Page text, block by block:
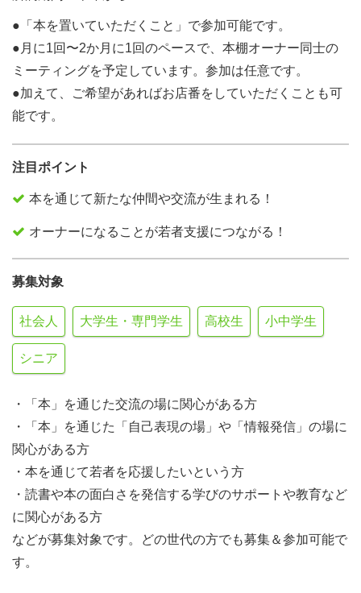
●「本を置いていただくこと」で参加可能です。
●月に1回〜2か月に1回のペースで、本棚オーナー同士の
ミーティングを予定しています。参加は任意です。
●加えて、ご希望があればお店番をしていただくことも可
能です。
注目ポイント
本を通じて新たな仲間や交流が生まれる！
オーナーになることが若者支援につながる！
募集対象
社会人 大学生・専門学生 高校生 小中学生
シニア
・「本」を通じた交流の場に関心がある方
・「本」を通じた「自己表現の場」や「情報発信」の場に
関心がある方
・本を通じて若者を応援したいという方
・読書や本の面白さを発信する学びのサポートや教育など
に関心がある方
などが募集対象です。どの世代の方でも募集＆参加可能で
す。